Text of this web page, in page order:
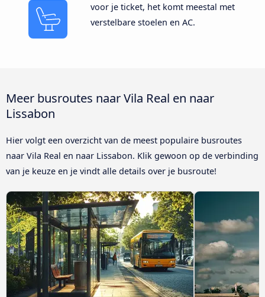
voor je ticket, het komt meestal met
verstelbare stoelen en AC.
Meer busroutes naar Vila Real en naar
Lissabon
Hier volgt een overzicht van de meest populaire busroutes
naar Vila Real en naar Lissabon. Klik gewoon op de verbinding
van je keuze en je vindt alle details over je busroute!